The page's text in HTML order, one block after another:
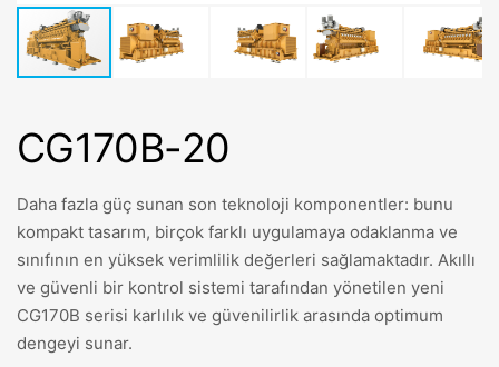
CG170B-20
Daha fazla güç sunan son teknoloji komponentler: bunu
kompakt tasarım, birçok farklı uygulamaya odaklanma ve
sınıfının en yüksek verimlilik değerleri sağlamaktadır. Akıllı
ve güvenli bir kontrol sistemi tarafından yönetilen yeni
CG170B serisi karlılık ve güvenilirlik arasında optimum
dengeyi sunar.